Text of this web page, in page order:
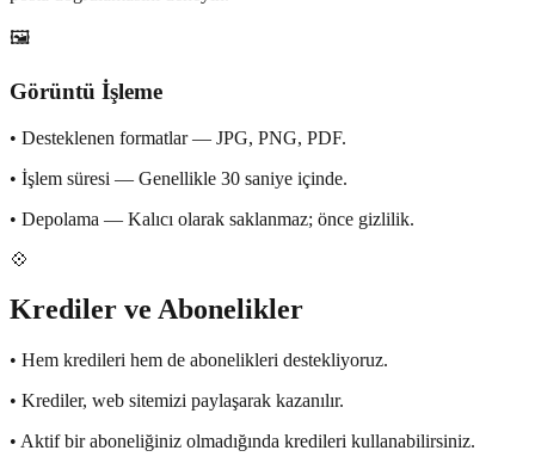
🖼️
Görüntü İşleme
• Desteklenen formatlar — JPG, PNG, PDF.
• İşlem süresi — Genellikle 30 saniye içinde.
• Depolama — Kalıcı olarak saklanmaz; önce gizlilik.
💠
Krediler ve Abonelikler
• Hem kredileri hem de abonelikleri destekliyoruz.
• Krediler, web sitemizi paylaşarak kazanılır.
• Aktif bir aboneliğiniz olmadığında kredileri kullanabilirsiniz.